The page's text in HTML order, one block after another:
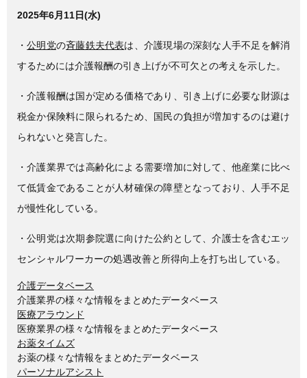
2025年6月11日(水)
・公明党の斉藤鉄夫代表は、介護現場の深刻な人手不足を解消
するためには介護報酬の引き上げが不可欠との考えを示した。
・介護報酬は国が定める価格であり、引き上げに必要な財源は
税金か保険料に限られるため、国民の負担が増加するのは避け
られないと発言した。
・介護業界では高齢化による需要増加に対して、他産業に比べ
て低賃金であることが人材確保の障壁となっており、人手不足
が慢性化している。
・公明党は次期参院選に向けた公約として、介護士を含むエッ
センシャルワーカーの処遇改善と所得向上を打ち出している。
介護データベース
介護業界の様々な情報をまとめたデータベース
医療アラウンド
医療業界の様々な情報をまとめたデータベース
お薬タイムズ
お薬の様々な情報をまとめたデータベース
パーソナルアシスト